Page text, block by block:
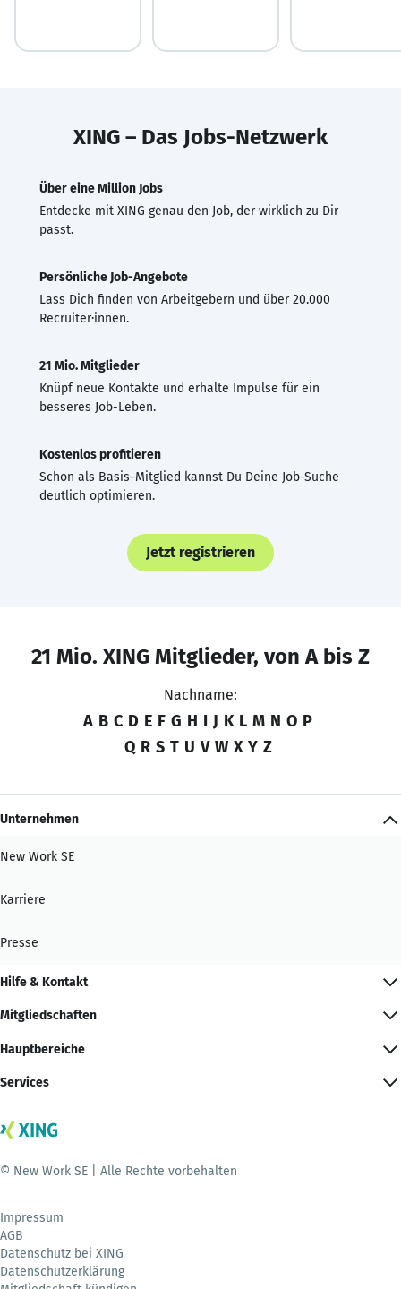
XING – Das Jobs-Netzwerk
Über eine Million Jobs
Entdecke mit XING genau den Job, der wirklich zu Dir
passt.
Persönliche Job-Angebote
Lass Dich finden von Arbeitgebern und über 20.000
Recruiter·innen.
21 Mio. Mitglieder
Knüpf neue Kontakte und erhalte Impulse für ein
besseres Job-Leben.
Kostenlos profitieren
Schon als Basis-Mitglied kannst Du Deine Job-Suche
deutlich optimieren.
Jetzt registrieren
21 Mio. XING Mitglieder, von A bis Z
Nachname:
A B C D E F G H I J K L M N O P
Q R S T U V W X Y Z
Unternehmen
New Work SE
Karriere
Presse
Hilfe & Kontakt
Mitgliedschaften
Hauptbereiche
Services
© New Work SE | Alle Rechte vorbehalten
Impressum
AGB
Datenschutz bei XING
Datenschutzerklärung